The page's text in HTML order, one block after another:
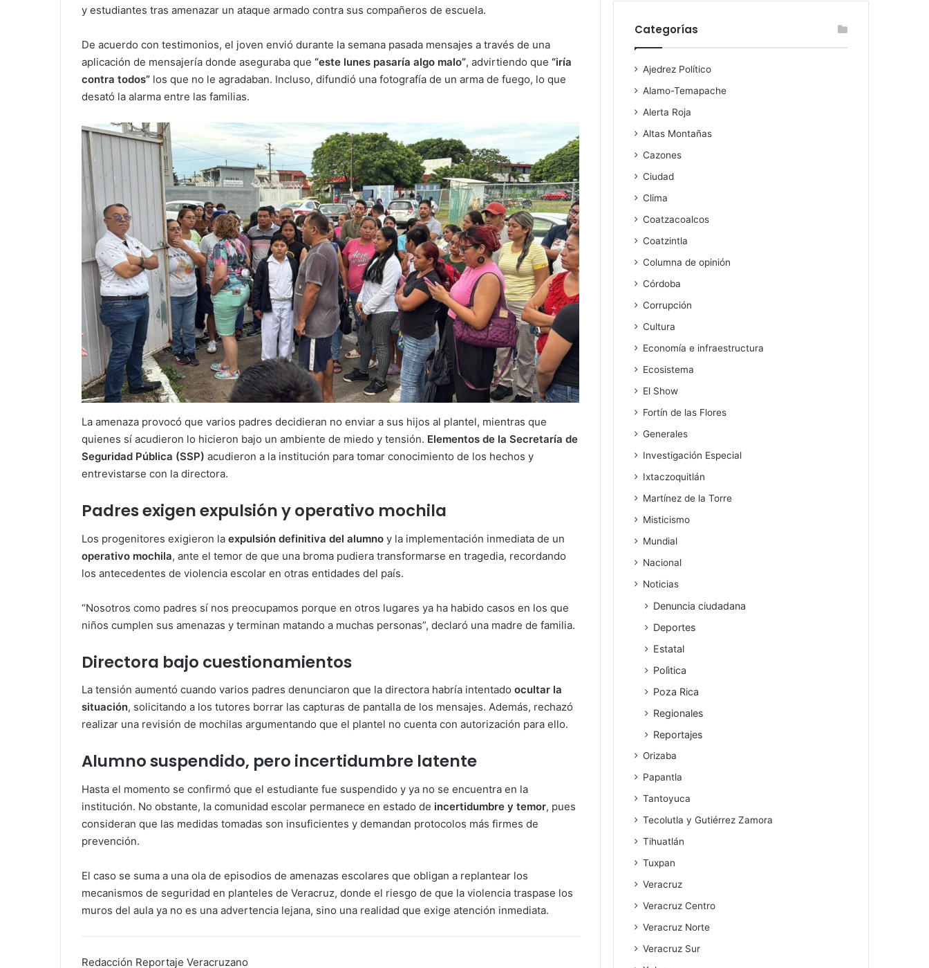
y estudiantes tras amenazar un ataque armado contra sus compañeros de escuela.
De acuerdo con testimonios, el joven envió durante la semana pasada mensajes a través de una
aplicación de mensajería donde aseguraba que “este lunes pasaría algo malo”, advirtiendo que “iría
contra todos” los que no le agradaban. Incluso, difundió una fotografía de un arma de fuego, lo que
desató la alarma entre las familias.
La amenaza provocó que varios padres decidieran no enviar a sus hijos al plantel, mientras que
quienes sí acudieron lo hicieron bajo un ambiente de miedo y tensión. Elementos de la Secretaría de
Seguridad Pública (SSP) acudieron a la institución para tomar conocimiento de los hechos y
entrevistarse con la directora.
Padres exigen expulsión y operativo mochila
Los progenitores exigieron la expulsión definitiva del alumno y la implementación inmediata de un
operativo mochila, ante el temor de que una broma pudiera transformarse en tragedia, recordando
los antecedentes de violencia escolar en otras entidades del país.
“Nosotros como padres sí nos preocupamos porque en otros lugares ya ha habido casos en los que
niños cumplen sus amenazas y terminan matando a muchas personas”, declaró una madre de familia.
Directora bajo cuestionamientos
La tensión aumentó cuando varios padres denunciaron que la directora habría intentado ocultar la
situación, solicitando a los tutores borrar las capturas de pantalla de los mensajes. Además, rechazó
realizar una revisión de mochilas argumentando que el plantel no cuenta con autorización para ello.
Alumno suspendido, pero incertidumbre latente
Hasta el momento se confirmó que el estudiante fue suspendido y ya no se encuentra en la
institución. No obstante, la comunidad escolar permanece en estado de incertidumbre y temor, pues
consideran que las medidas tomadas son insuficientes y demandan protocolos más firmes de
prevención.
El caso se suma a una ola de episodios de amenazas escolares que obligan a replantear los
mecanismos de seguridad en planteles de Veracruz, donde el riesgo de que la violencia traspase los
muros del aula ya no es una advertencia lejana, sino una realidad que exige atención inmediata.
Redacción Reportaje Veracruzano
Categorías
Ajedrez Político
Alamo-Temapache
Alerta Roja
Altas Montañas
Cazones
Ciudad
Clima
Coatzacoalcos
Coatzintla
Columna de opinión
Córdoba
Corrupción
Cultura
Economía e infraestructura
Ecosistema
El Show
Fortín de las Flores
Generales
Investigación Especial
Ixtaczoquitlán
Martínez de la Torre
Misticismo
Mundial
Nacional
Noticias
Denuncia ciudadana
Deportes
Estatal
Polìtica
Poza Rica
Regionales
Reportajes
Orizaba
Papantla
Tantoyuca
Tecolutla y Gutiérrez Zamora
Tihuatlán
Tuxpan
Veracruz
Veracruz Centro
Veracruz Norte
Veracruz Sur